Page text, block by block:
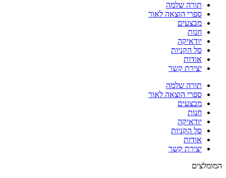
תורה שלמה
ספרי הוצאה לאור
מבצעים
חנות
יודאיקה
סל הקניות
אודות
יצירת קשר
תורה שלמה
ספרי הוצאה לאור
מבצעים
חנות
יודאיקה
סל הקניות
אודות
יצירת קשר
המומלצים